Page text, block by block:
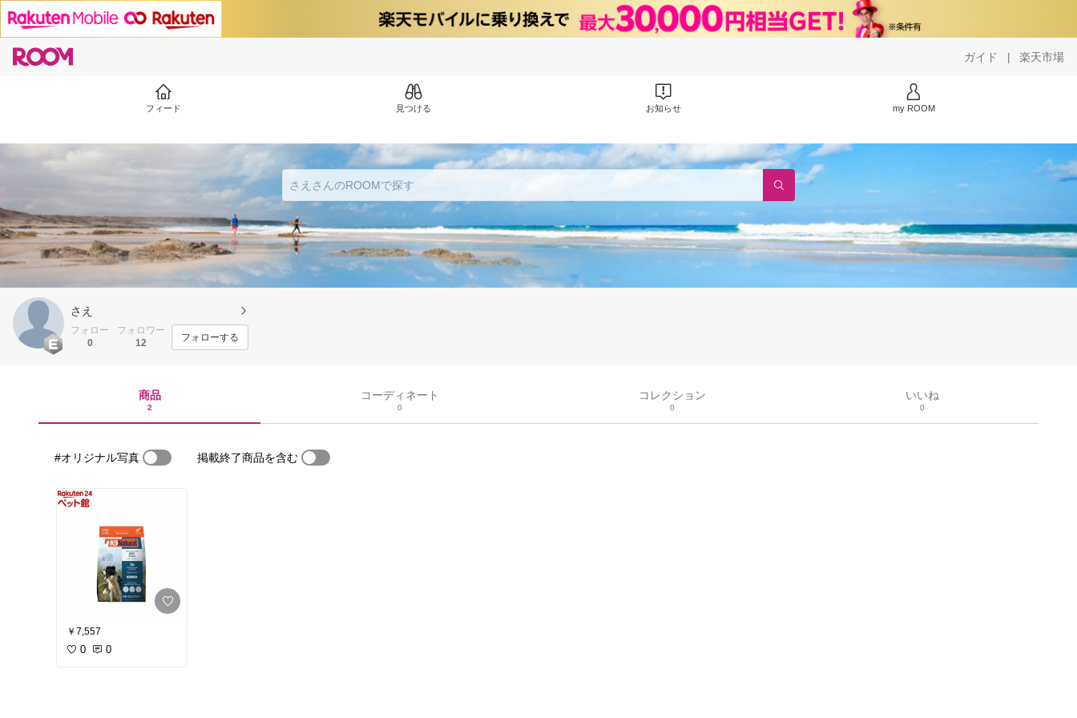
ガイド | 楽天市場
フィード 見つける お知らせ my ROOM
さえ
フォロー
0
フォロワー
12
フォローする
商品
2
コーディネート
0
コレクション
0
いいね
0
#オリジナル写真 掲載終了商品を含む
￥7,557
0 0